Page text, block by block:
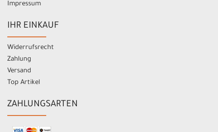
Impressum
IHR EINKAUF
Widerrufsrecht
Zahlung
Versand
Top Artikel
ZAHLUNGSARTEN